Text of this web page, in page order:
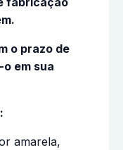
o prazo de
em sua
amarela,